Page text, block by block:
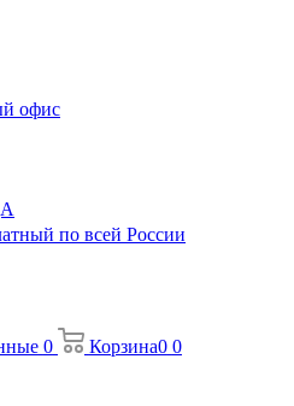
офис
по всей России
0 Корзина0 0